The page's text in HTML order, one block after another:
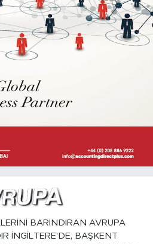
BARINDIRAN AVRUPA
İNGİLTERE'DE, BAŞKENT